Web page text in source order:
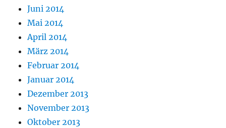
Juni 2014
Mai 2014
April 2014
März 2014
Februar 2014
Januar 2014
Dezember 2013
November 2013
Oktober 2013